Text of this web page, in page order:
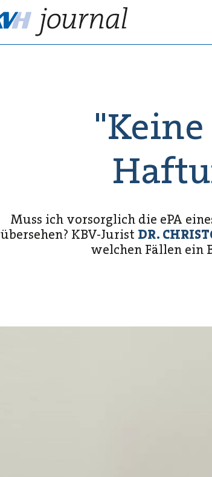
Muss ich vorsorglich die ePA
übersehen? KBV-Jurist DR.
welchen Fällen ein